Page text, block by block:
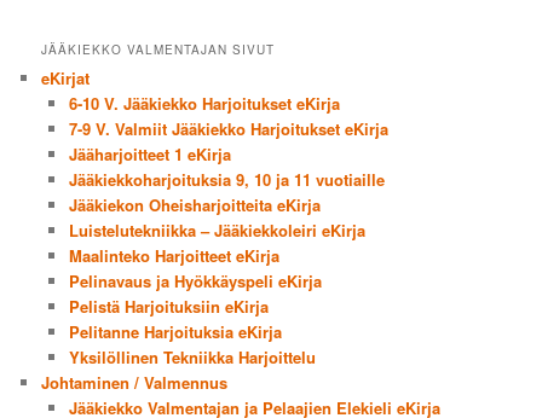
JÄÄKIEKKO VALMENTAJAN SIVUT
eKirjat
6-10 V. Jääkiekko Harjoitukset eKirja
7-9 V. Valmiit Jääkiekko Harjoitukset eKirja
Jääharjoitteet 1 eKirja
Jääkiekkoharjoituksia 9, 10 ja 11 vuotiaille
Jääkiekon Oheisharjoitteita eKirja
Luistelutekniikka – Jääkiekkoleiri eKirja
Maalinteko Harjoitteet eKirja
Pelinavaus ja Hyökkäyspeli eKirja
Pelistä Harjoituksiin eKirja
Pelitanne Harjoituksia eKirja
Yksilöllinen Tekniikka Harjoittelu
Johtaminen / Valmennus
Jääkiekko Valmentajan ja Pelaajien Elekieli eKirja